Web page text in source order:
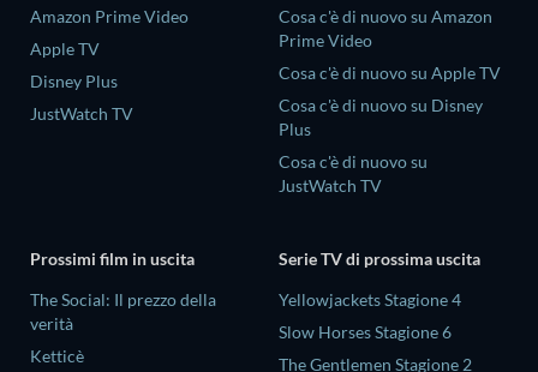
Amazon Prime Video
Apple TV
Disney Plus
JustWatch TV
Cosa c'è di nuovo su Amazon
Prime Video
Cosa c'è di nuovo su Apple TV
Cosa c'è di nuovo su Disney
Plus
Cosa c'è di nuovo su
JustWatch TV
Prossimi film in uscita
The Social: Il prezzo della
verità
Ketticè
Serie TV di prossima uscita
Yellowjackets Stagione 4
Slow Horses Stagione 6
The Gentlemen Stagione 2